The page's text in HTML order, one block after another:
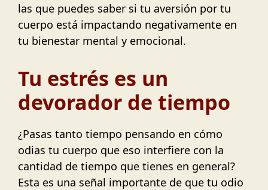
las que puedes saber si tu aversión por tu
cuerpo está impactando negativamente en
tu bienestar mental y emocional.
Tu estrés es un
devorador de tiempo
¿Pasas tanto tiempo pensando en cómo
odias tu cuerpo que eso interfiere con la
cantidad de tiempo que tienes en general?
Esta es una señal importante de que tu odio